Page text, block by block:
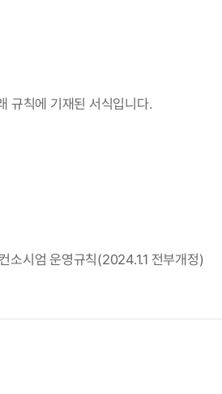
규칙에 기재된 서식입니다.
소시엄 운영규칙(2024.1.1 전부개정)